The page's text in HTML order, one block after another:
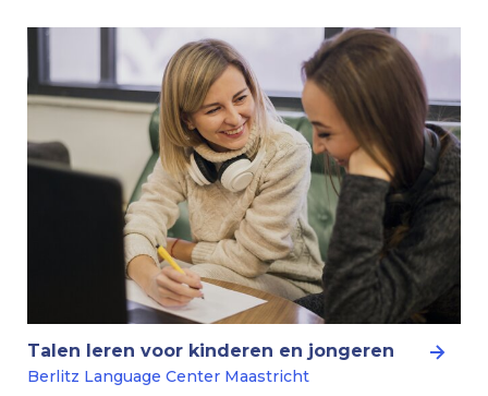
Talen leren voor kinderen en jongeren
Berlitz Language Center Maastricht